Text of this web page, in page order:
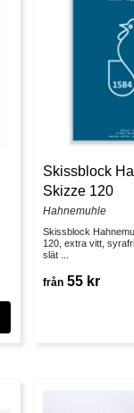
Skissblock
Skizze 120
Hahnemuhle
Skissblock
120, extra vitt,
slät ...
från 55 kr